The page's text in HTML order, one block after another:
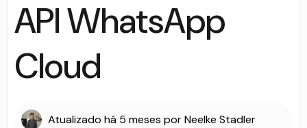
API WhatsApp
Cloud
Atualizado há 5 meses porNeelke Stadler